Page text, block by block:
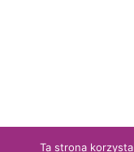
Ta strona